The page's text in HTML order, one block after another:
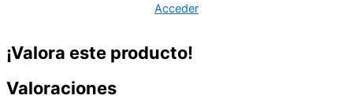
Acceder
¡Valora este producto!
Valoraciones